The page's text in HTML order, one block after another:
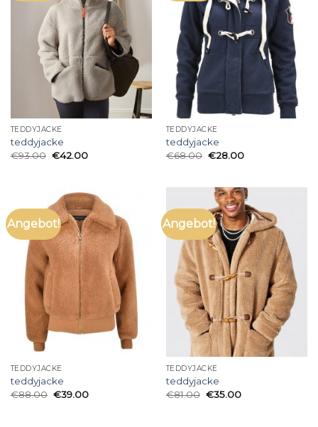
TEDDYJACKE
teddyjacke
€93.00 €42.00
TEDDYJACKE
teddyjacke
€68.00 €28.00
Angebot!
TEDDYJACKE
teddyjacke
€88.00 €39.00
Angebot!
TEDDYJACKE
teddyjacke
€81.00 €35.00